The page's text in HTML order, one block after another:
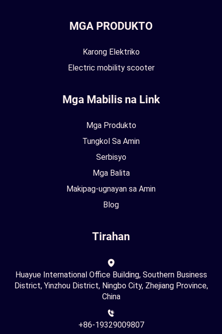
MGA PRODUKTO
Karong Elektriko
Electric mobility scooter
Mga Mabilis na Link
Mga Produkto
Tungkol Sa Amin
Serbisyo
Mga Balita
Makipag-ugnayan sa Amin
Blog
Tirahan
Huayue International Office Building, Southern Business
District, Yinzhou District, Ningbo City, Zhejiang Province,
China
+86-19329009807